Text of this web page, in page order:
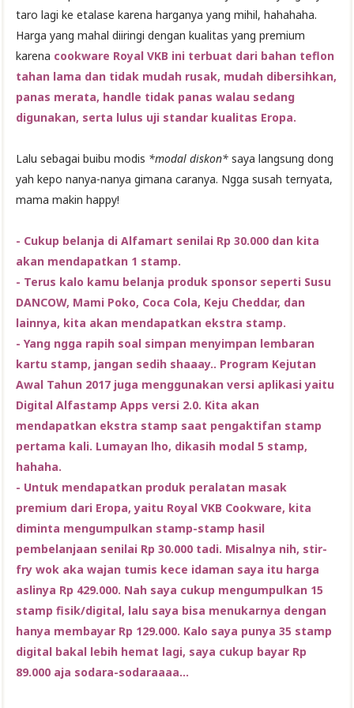
taro lagi ke etalase karena harganya yang mihil, hahahaha.
Harga yang mahal diiringi dengan kualitas yang premium
karena cookware Royal VKB ini terbuat dari bahan teflon
tahan lama dan tidak mudah rusak, mudah dibersihkan,
panas merata, handle tidak panas walau sedang
digunakan, serta lulus uji standar kualitas Eropa.
Lalu sebagai buibu modis *modal diskon* saya langsung dong
yah kepo nanya-nanya gimana caranya. Ngga susah ternyata,
mama makin happy!
- Cukup belanja di Alfamart senilai Rp 30.000 dan kita
akan mendapatkan 1 stamp.
- Terus kalo kamu belanja produk sponsor seperti Susu
DANCOW, Mami Poko, Coca Cola, Keju Cheddar, dan
lainnya, kita akan mendapatkan ekstra stamp.
- Yang ngga rapih soal simpan menyimpan lembaran
kartu stamp, jangan sedih shaaay.. Program Kejutan
Awal Tahun 2017 juga menggunakan versi aplikasi yaitu
Digital Alfastamp Apps versi 2.0. Kita akan
mendapatkan ekstra stamp saat pengaktifan stamp
pertama kali. Lumayan lho, dikasih modal 5 stamp,
hahaha.
- Untuk mendapatkan produk peralatan masak
premium dari Eropa, yaitu Royal VKB Cookware, kita
diminta mengumpulkan stamp-stamp hasil
pembelanjaan senilai Rp 30.000 tadi. Misalnya nih, stir-
fry wok aka wajan tumis kece idaman saya itu harga
aslinya Rp 429.000. Nah saya cukup mengumpulkan 15
stamp fisik/digital, lalu saya bisa menukarnya dengan
hanya membayar Rp 129.000. Kalo saya punya 35 stamp
digital bakal lebih hemat lagi, saya cukup bayar Rp
89.000 aja sodara-sodaraaaa...